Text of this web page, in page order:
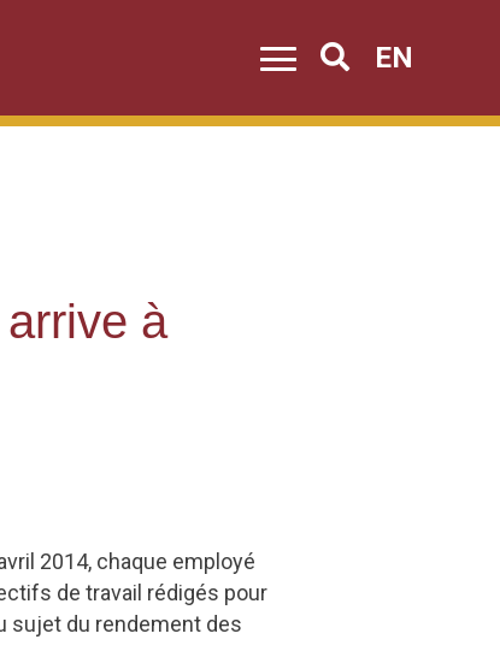
Search
EN
à
2014, chaque employé
de travail rédigés pour
sujet du rendement des